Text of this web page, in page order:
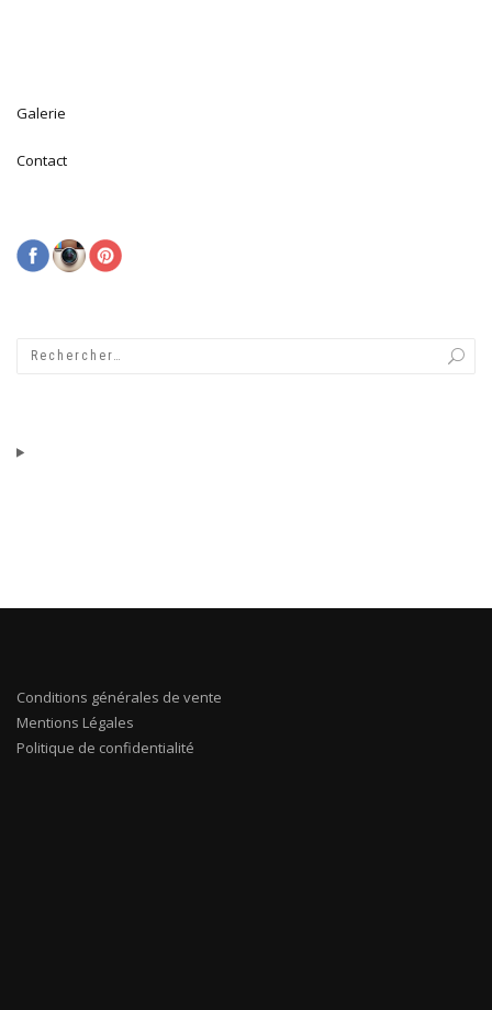
Galerie
Contact
Conditions générales de vente
Mentions Légales
Politique de confidentialité